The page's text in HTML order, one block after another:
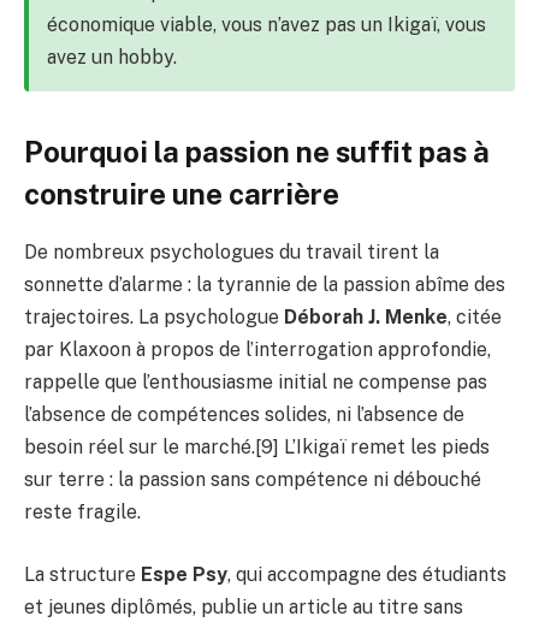
économique viable, vous n’avez pas un Ikigaï, vous
avez un hobby.
Pourquoi la passion ne suffit pas à
construire une carrière
De nombreux psychologues du travail tirent la
sonnette d’alarme : la tyrannie de la passion abîme des
trajectoires. La psychologue Déborah J. Menke, citée
par Klaxoon à propos de l’interrogation approfondie,
rappelle que l’enthousiasme initial ne compense pas
l’absence de compétences solides, ni l’absence de
besoin réel sur le marché.[9] L’Ikigaï remet les pieds
sur terre : la passion sans compétence ni débouché
reste fragile.
La structure Espe Psy, qui accompagne des étudiants
et jeunes diplômés, publie un article au titre sans